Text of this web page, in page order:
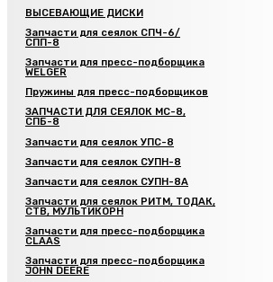
ВЫСЕВАЮЩИЕ ДИСКИ
Запчасти для сеялок СПЧ-6/
СПП-8
Запчасти для пресс-подборщика
WELGER
Пружины для пресс-подборщиков
ЗАПЧАСТИ ДЛЯ СЕЯЛОК МС-8,
СПБ-8
Запчасти для сеялок УПС-8
Запчасти для сеялок СУПН-8
Запчасти для сеялок СУПН-8А
Запчасти для сеялок РИТМ, ТОДАК,
СТВ, МУЛЬТИКОРН
Запчасти для пресс-подборщика
CLAAS
Запчасти для пресс-подборщика
JOHN DEERE